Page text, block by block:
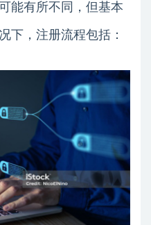
能有所不同，但基本
下，注册流程包括：